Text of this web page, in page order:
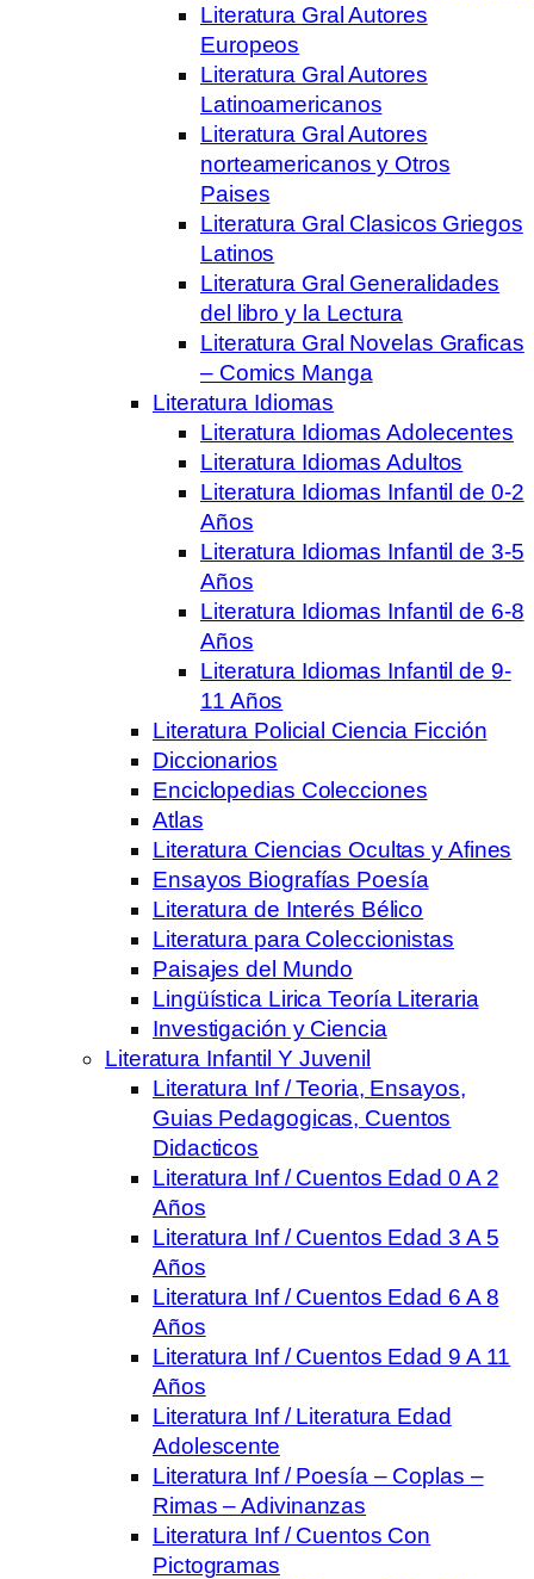
Literatura Gral Autores
Europeos
Literatura Gral Autores
Latinoamericanos
Literatura Gral Autores
norteamericanos y Otros
Paises
Literatura Gral Clasicos Griegos
Latinos
Literatura Gral Generalidades
del libro y la Lectura
Literatura Gral Novelas Graficas
– Comics Manga
Literatura Idiomas
Literatura Idiomas Adolecentes
Literatura Idiomas Adultos
Literatura Idiomas Infantil de 0-2
Años
Literatura Idiomas Infantil de 3-5
Años
Literatura Idiomas Infantil de 6-8
Años
Literatura Idiomas Infantil de 9-
11 Años
Literatura Policial Ciencia Ficción
Diccionarios
Enciclopedias Colecciones
Atlas
Literatura Ciencias Ocultas y Afines
Ensayos Biografías Poesía
Literatura de Interés Bélico
Literatura para Coleccionistas
Paisajes del Mundo
Lingüística Lirica Teoría Literaria
Investigación y Ciencia
Literatura Infantil Y Juvenil
Literatura Inf / Teoria, Ensayos,
Guias Pedagogicas, Cuentos
Didacticos
Literatura Inf / Cuentos Edad 0 A 2
Años
Literatura Inf / Cuentos Edad 3 A 5
Años
Literatura Inf / Cuentos Edad 6 A 8
Años
Literatura Inf / Cuentos Edad 9 A 11
Años
Literatura Inf / Literatura Edad
Adolescente
Literatura Inf / Poesía – Coplas –
Rimas – Adivinanzas
Literatura Inf / Cuentos Con
Pictogramas